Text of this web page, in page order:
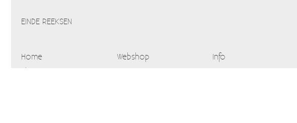
EINDE REEKSEN
Home Webshop Info
Blog